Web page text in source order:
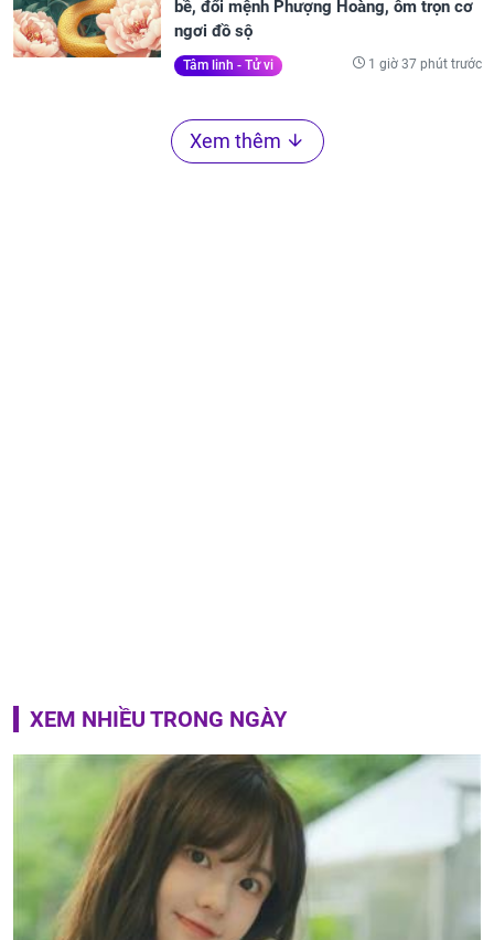
bề, đổi mệnh Phượng Hoàng, ôm trọn cơ
ngơi đồ sộ
Tâm linh - Tử vi 1 giờ 37 phút trước
Xem thêm
XEM NHIỀU TRONG NGÀY